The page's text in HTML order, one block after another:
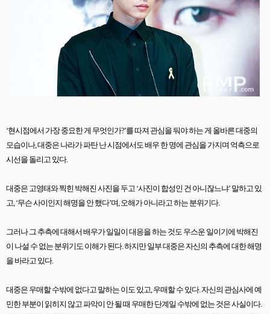
‘현시점에서 가장 중요한 게 무엇인가?’를 따져 관심을 둬야 하는 게 올바른 대중의
모습이나,대중은 나라가 파탄 난 시점에서도 배우 한 명에 관심을 가지며 억측으로
시선을 돌리고 있다.
대중은 고영태와 찍힌 박해진 사진을 두고 ‘사진이 합성인 건 아니잖느냐’ 말하고 있
고, ‘무슨 사이인지 해명을 안 했다’며,오해가 아니라고 하는 분위기다.
그러나 그 추측에 대해서 배우가 일일이 대응을 하는 것도 우스운 일이기에 박해진
이 나설 수 없는 분위기도 이해가 된다.하지만 일부 대중은 자신의 추측에 대한 해명
을 바라고 있다.
대중은 우매할 수밖에 없다고 말하는 이도 있고,우매할 수 있다.자신의 관심사에 예
민한 부분이 읽히지 않고 파악이 안 될 때 우매한 단계일 수밖에 없는 것은 사실이다.